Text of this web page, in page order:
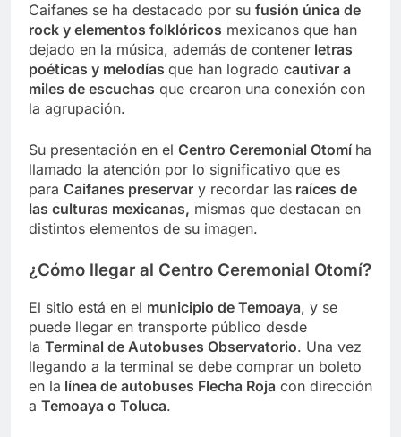
Caifanes se ha destacado por su fusión única de
rock y elementos folklóricos mexicanos que han
dejado en la música, además de contener letras
poéticas y melodías que han logrado cautivar a
miles de escuchas que crearon una conexión con
la agrupación.
Su presentación en el Centro Ceremonial Otomí ha
llamado la atención por lo significativo que es
para Caifanes preservar y recordar las raíces de
las culturas mexicanas, mismas que destacan en
distintos elementos de su imagen.
¿Cómo llegar al Centro Ceremonial Otomí?
El sitio está en el municipio de Temoaya, y se
puede llegar en transporte público desde
la Terminal de Autobuses Observatorio. Una vez
llegando a la terminal se debe comprar un boleto
en la línea de autobuses Flecha Roja con dirección
a Temoaya o Toluca.